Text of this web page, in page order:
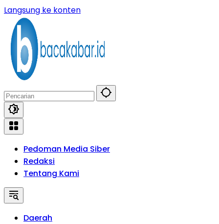
Langsung ke konten
Pedoman Media Siber
Redaksi
Tentang Kami
Daerah